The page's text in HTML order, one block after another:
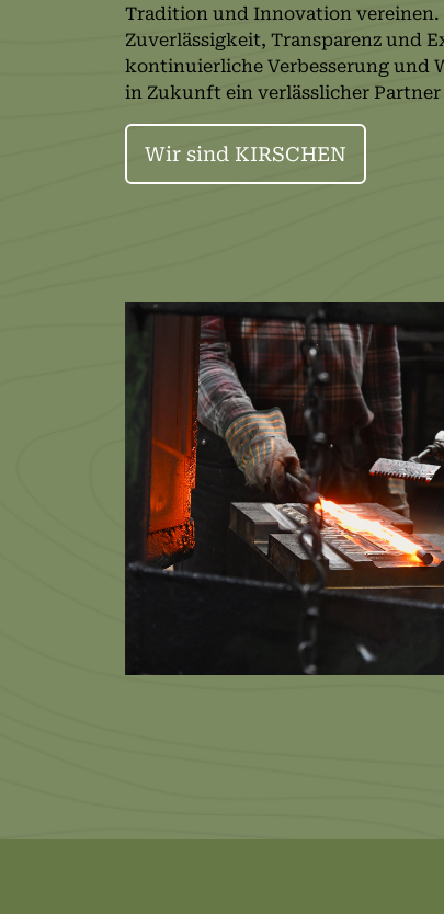
Tradition und Innovation vereinen.
Zuverlässigkeit, Transparenz und
kontinuierliche Verbesserung und
in Zukunft ein verlässlicher
Wir sind KIRSCHEN